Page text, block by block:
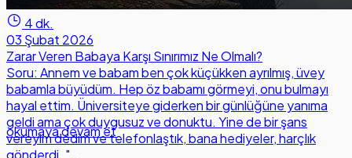
4 dk.
03 Şubat 2026
Zarar Veren Babaya Karşı Sınırımız Ne Olmalı?
Soru: Annem ve babam ben çok küçükken ayrılmış, üvey
babamla büyüdüm. Hep öz babamı görmeyi, onu bulmayı
hayal ettim. Üniversiteye giderken bir günlüğüne yanıma
geldi ama çok duygusuz ve donuktu. Yine de bir şans
vereyim dedim ve telefonlaştık, bana hediyeler, harçlık
okumaya devam et